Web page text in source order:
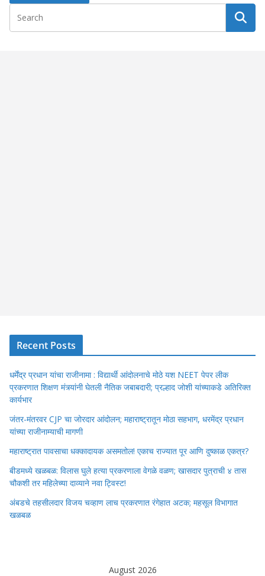
Recent Posts
धर्मेंद्र प्रधान यांचा राजीनामा : विद्यार्थी आंदोलनाचे मोठे यश NEET पेपर लीक
प्रकरणात शिक्षण मंत्र्यांनी घेतली नैतिक जबाबदारी; प्रल्हाद जोशी यांच्याकडे अतिरिक्त
कार्यभार
जंतर-मंतरवर CJP चा जोरदार आंदोलन; महाराष्ट्रातून मोठा सहभाग, धरमेंद्र प्रधान
यांच्या राजीनाम्याची मागणी
महाराष्ट्रात पावसाचा धक्कादायक असमतोल! एकाच राज्यात पूर आणि दुष्काळ एकत्र?
बीडमध्ये खळबळ: विलास घुले हत्या प्रकरणाला वेगळे वळण; खासदार पुत्राची ४ तास
चौकशी तर महिलेच्या दाव्याने नवा ट्विस्ट!
अंबडचे तहसीलदार विजय चव्हाण लाच प्रकरणात रंगेहात अटक; महसूल विभागात
खळबळ
August 2026